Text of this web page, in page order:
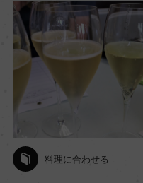
料理に合わせる